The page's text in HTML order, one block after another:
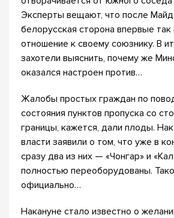
Эксперты вещают, что после
белорусская сторона впервые
отношение к своему союзнику. В
захотели выяснить, почему же
оказался настроен против…
Жалобы простых граждан по
состояния пунктов пропуска со
границы, кажется, дали плоды.
власти заявили о том, что уже в
сразу два из них — «Чонгар» и
полностью переоборудованы.
официально…
Накануне стало известно о